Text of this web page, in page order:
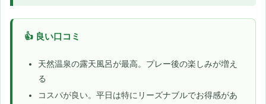
👍 良い口コミ
天然温泉の露天風呂が最高。プレー後の楽しみが増え
る
コスパが良い。平日は特にリーズナブルでお得感があ